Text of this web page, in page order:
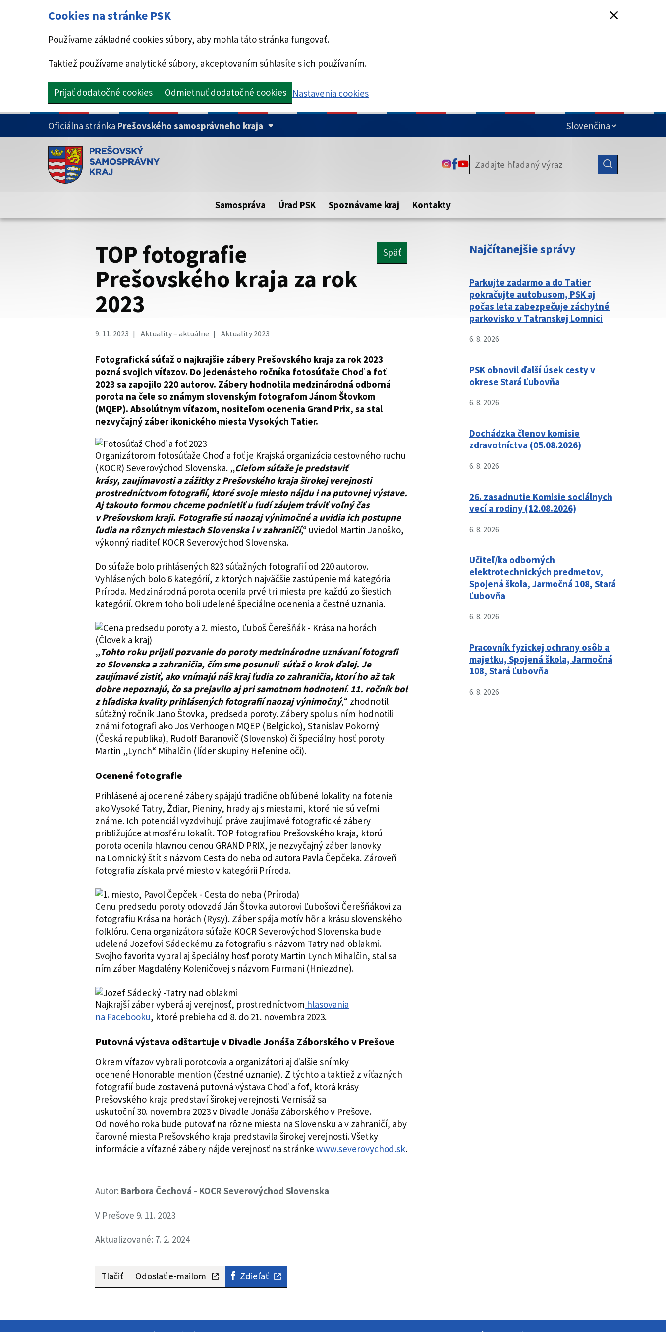
Cookies na stránke PSK
Používame základné cookies súbory, aby mohla táto stránka fungovať.
Taktiež používame analytické súbory, akceptovaním súhlasíte s ich používaním.
Prijať dodatočné cookies Odmietnuť dodatočné cookies Nastavenia cookies
PRESKOČIŤ NA HLAVNÝ OBSAH
Oficiálna stránka Prešovského samosprávneho kraja
Doména psk.sk je oficiálna
Toto je oficiálna webová stránka Prešovského samosprávneho kraja.
Táto stránka je zabezpečená
zabezpečenú webovú stránku. Zabezpečená stránka vždy začína
https:// pred názvom domény webového sídla.
ODKAZ SA OTVORÍ NA NOVEJ KARTE
ODKAZ SA OTVORÍ NA NOVEJ KARTE
ODKAZ SA OTVORÍ NA NOVEJ KARTE
Samospráva Úrad PSK Spoznávame kraj Kontakty
TOP fotografie
Prešovského kraja za rok
2023
Späť
9. 11. 2023 Aktuality – aktuálne Aktuality 2023
Fotografická súťaž o najkrajšie zábery Prešovského kraja za rok 2023
pozná svojich víťazov. Do jedenásteho ročníka fotosúťaže Choď a foť
2023 sa zapojilo 220 autorov. Zábery hodnotila medzinárodná odborná
porota na čele so známym slovenským fotografom Jánom Štovkom
(MQEP). Absolútnym víťazom, nositeľom ocenenia Grand Prix, sa stal
nezvyčajný záber ikonického miesta Vysokých Tatier.
Organizátorom fotosúťaže Choď a foť je Krajská organizácia cestovného ruchu
(KOCR) Severovýchod Slovenska. „Cieľom súťaže je predstaviť
krásy, zaujímavosti a zážitky z Prešovského kraja širokej verejnosti
prostredníctvom fotografií, ktoré svoje miesto nájdu i na putovnej výstave.
Aj takouto formou chceme podnietiť u ľudí záujem tráviť voľný čas
v Prešovskom kraji. Fotografie sú naozaj výnimočné a uvidia ich postupne
ľudia na rôznych miestach Slovenska i v zahraničí,“ uviedol Martin Janoško,
výkonný riaditeľ KOCR Severovýchod Slovenska.
Do súťaže bolo prihlásených 823 súťažných fotografií od 220 autorov.
Vyhlásených bolo 6 kategórií, z ktorých najväčšie zastúpenie má kategória
Príroda. Medzinárodná porota ocenila prvé tri miesta pre každú zo šiestich
kategórií. Okrem toho boli udelené špeciálne ocenenia a čestné uznania.
„Tohto roku prijali pozvanie do poroty medzinárodne uznávaní fotografi
zo Slovenska a zahraničia, čím sme posunuli súťaž o krok ďalej. Je
zaujímavé zistiť, ako vnímajú náš kraj ľudia zo zahraničia, ktorí ho až tak
dobre nepoznajú, čo sa prejavilo aj pri samotnom hodnotení.11. ročník bol
z hľadiska kvality prihlásených fotografií naozaj výnimočný,“ zhodnotil
súťažný ročník Jano Štovka, predseda poroty. Zábery spolu s ním hodnotili
známi fotografi ako Jos Verhoogen MQEP (Belgicko), Stanislav Pokorný
(Česká republika), Rudolf Baranovič (Slovensko) či špeciálny hosť poroty
Martin „Lynch“ Mihalčin (líder skupiny Heľenine oči).
Ocenené fotografie
Prihlásené aj ocenené zábery spájajú tradične obľúbené lokality na fotenie
ako Vysoké Tatry, Ždiar, Pieniny, hrady aj s miestami, ktoré nie sú veľmi
známe. Ich potenciál vyzdvihujú práve zaujímavé fotografické zábery
približujúce atmosféru lokalít. TOP fotografiou Prešovského kraja, ktorú
porota ocenila hlavnou cenou GRAND PRIX, je nezvyčajný záber lanovky
na Lomnický štít s názvom Cesta do neba od autora Pavla Čepčeka. Zároveň
fotografia získala prvé miesto v kategórii Príroda.
Cenu predsedu poroty odovzdá Ján Štovka autorovi Ľubošovi Čerešňákovi za
fotografiu Krása na horách (Rysy). Záber spája motív hôr a krásu slovenského
folklóru. Cena organizátora súťaže KOCR Severovýchod Slovenska bude
udelená Jozefovi Sádeckému za fotografiu s názvom Tatry nad oblakmi.
Svojho favorita vybral aj špeciálny hosť poroty Martin Lynch Mihalčin, stal sa
ním záber Magdalény Koleničovej s názvom Furmani (Hniezdne).
Najkrajší záber vyberá aj verejnosť, prostredníctvom hlasovania
na Facebooku, ktoré prebieha od 8. do 21. novembra 2023.
Putovná výstava odštartuje v Divadle Jonáša Záborského v Prešove
Okrem víťazov vybrali porotcovia a organizátori aj ďalšie snímky
ocenené Honorable mention (čestné uznanie). Z týchto a taktiež z víťazných
fotografií bude zostavená putovná výstava Choď a foť, ktorá krásy
Prešovského kraja predstaví širokej verejnosti. Vernisáž sa
uskutoční 30. novembra 2023 v Divadle Jonáša Záborského v Prešove.
Od nového roka bude putovať na rôzne miesta na Slovensku a v zahraničí, aby
čarovné miesta Prešovského kraja predstavila širokej verejnosti. Všetky
informácie a víťazné zábery nájde verejnosť na stránke www.severovychod.sk.
Autor: Barbora Čechová - KOCR Severovýchod Slovenska
V Prešove 9. 11. 2023
Aktualizované: 7. 2. 2024
Tlačiť Odoslať e-mailom Zdieľať
Najčítanejšie správy
Parkujte zadarmo a do Tatier
pokračujte autobusom, PSK aj
počas leta zabezpečuje záchytné
parkovisko v Tatranskej Lomnici
6. 8. 2026
PSK obnovil ďalší úsek cesty v
okrese Stará Ľubovňa
6. 8. 2026
Dochádzka členov komisie
zdravotníctva (05.08.2026)
6. 8. 2026
26. zasadnutie Komisie sociálnych
vecí a rodiny (12.08.2026)
6. 8. 2026
Učiteľ/ka odborných
elektrotechnických predmetov,
Spojená škola, Jarmočná 108, Stará
Ľubovňa
6. 8. 2026
Pracovník fyzickej ochrany osôb a
majetku, Spojená škola, Jarmočná
108, Stará Ľubovňa
6. 8. 2026